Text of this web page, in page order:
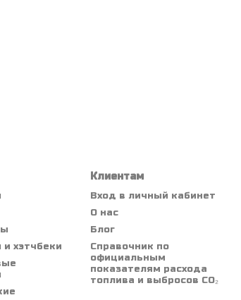
хэтчбеки
Клиентам
Вход в личный кабинет
О нас
Блог
Справочник по
официальным
показателям расхода
топлива и выбросов CO₂